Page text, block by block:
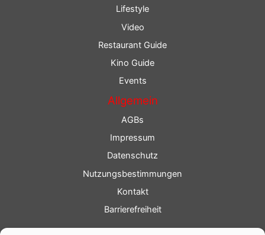
Lifestyle
Video
Restaurant Guide
Kino Guide
Events
Allgemein
AGBs
Impressum
Datenschutz
Nutzungsbestimmungen
Kontakt
Barrierefreiheit